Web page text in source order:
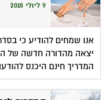
9 ליולי 2018
אנו שמחים להודיע כי
יצאה מהדורה חדשה של
המדריך חינם היכנס